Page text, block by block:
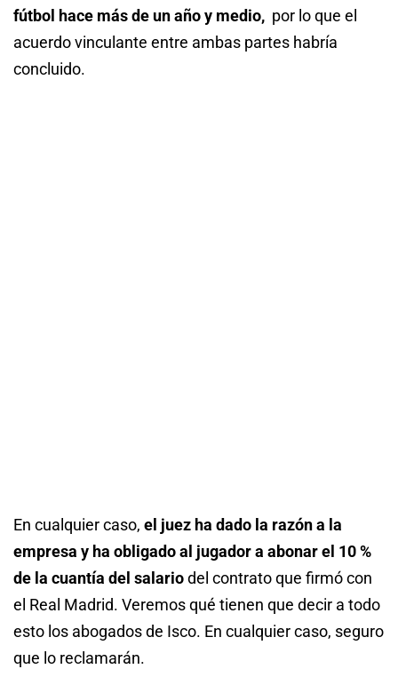
fútbol hace más de un año y medio, por lo que el
acuerdo vinculante entre ambas partes habría
concluido.
En cualquier caso, el juez ha dado la razón a la
empresa y ha obligado al jugador a abonar el 10 %
de la cuantía del salariodel contrato que firmó con
el Real Madrid. Veremos qué tienen que decir a todo
esto los abogados de Isco. En cualquier caso, seguro
que lo reclamarán.